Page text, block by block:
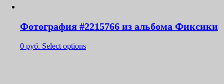
Фотография #2215766 из альбома Фиксики
0 руб. Select options